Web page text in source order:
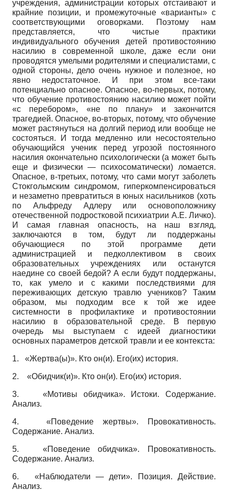
учреждения, администрации которых отстаивают и
крайние позиции, и промежуточные «варианты» с
соответствующими оговорками. Поэтому нам
представляется, что чистые практики
индивидуального обучения детей противостоянию
насилию в современной школе, даже если они
проводятся умелыми родителями и специалистами, с
одной стороны, дело очень нужное и полезное, но
явно недостаточное. И при этом все-таки
потенциально опасное. Опасное, во-первых, потому,
что обучение противостоянию насилию может пойти
«с перебором», «не по плану» и закончится
трагедией. Опасное, во-вторых, потому, что обучение
может растянуться на долгий период или вообще не
состояться. И тогда медленно или несостоятельно
обучающийся ученик перед угрозой постоянного
насилия окончательно психологически (а может быть
еще и физически — психосо­матически) ломается.
Опасное, в-третьих, потому, что сами могут заболеть
Стокгольмским синдромом, гиперкомпенсироваться
и незаметно превратиться в юных насильников (хоть
по Альфреду Адлеру или основоположнику
отечественной подростковой психиатрии А.Е. Личко).
И самая главная опасность, на наш взгляд,
заключаются в том, будут ли поддержаны
обучающиеся по этой программе дети
администрацией и педколлективом в своих
образовательных учреждениях или останутся
наедине со своей бедой? А если будут поддержаны,
то, как умело и с какими последствиями для
переживающих детскую травлю учеников? Таким
образом, мы подходим все к той же идее
системности в профилактике и противостоянии
насилию в образовательной среде. В первую
очередь мы выступаем с идеей диагностики
основных параметров детской травли и ее контекста:
1. «Жертва(ы)». Кто он(и). Его(их) история.
2. «Обидчик(и)». Кто он(и). Его(их) история.
3. «Мотивы обидчика». Истоки. Содержание.
Анализ.
4. «Поведение жертвы». Провокативность.
Содержание. Анализ.
5. «Поведение обидчика». Провокативность.
Содержание. Анализ.
6. «Наблюдатели — дети». Позиция. Действие.
Анализ.